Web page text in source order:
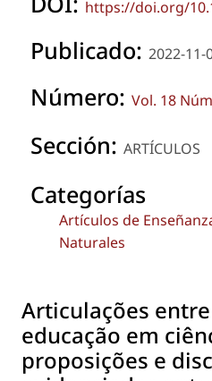
https://doi.org/
Publicado: 2022-11-
Número: Vol. 18
Sección: ARTÍCULOS
Categorías
Artículos de
Naturales
Articulações
educação em
proposições e